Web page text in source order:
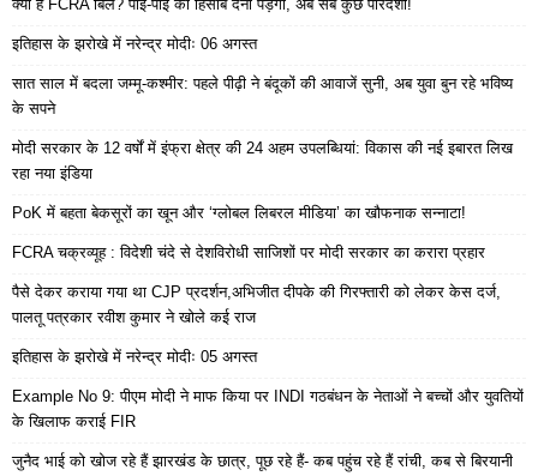
क्या है FCRA बिल? पाई-पाई का हिसाब देना पड़ेगा, अब सब कुछ पारदर्शी!
इतिहास के झरोखे में नरेन्द्र मोदीः 06 अगस्त
सात साल में बदला जम्मू-कश्मीर: पहले पीढ़ी ने बंदूकों की आवाजें सुनी, अब युवा बुन रहे भविष्य
के सपने
मोदी सरकार के 12 वर्षों में इंफ्रा क्षेत्र की 24 अहम उपलब्धियां: विकास की नई इबारत लिख
रहा नया इंडिया
PoK में बहता बेकसूरों का खून और ‘ग्लोबल लिबरल मीडिया’ का खौफनाक सन्नाटा!
FCRA चक्रव्यूह : विदेशी चंदे से देशविरोधी साजिशों पर मोदी सरकार का करारा प्रहार
पैसे देकर कराया गया था CJP प्रदर्शन,अभिजीत दीपके की गिरफ्तारी को लेकर केस दर्ज,
पालतू पत्रकार रवीश कुमार ने खोले कई राज
इतिहास के झरोखे में नरेन्द्र मोदीः 05 अगस्त
Example No 9: पीएम मोदी ने माफ किया पर INDI गठबंधन के नेताओं ने बच्चों और युवतियों
के खिलाफ कराई FIR
जुनैद भाई को खोज रहे हैं झारखंड के छात्र, पूछ रहे हैं- कब पहुंच रहे हैं रांची, कब से बिरयानी